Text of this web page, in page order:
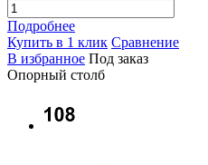
Подробнее
Купить в 1 клик Сравнение
В избранное Под заказ
Опорный столб